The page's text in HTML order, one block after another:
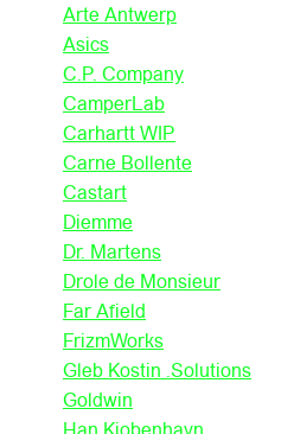
Arte Antwerp
Asics
C.P. Company
CamperLab
Carhartt WIP
Carne Bollente
Castart
Diemme
Dr. Martens
Drole de Monsieur
Far Afield
FrizmWorks
Gleb Kostin .Solutions
Goldwin